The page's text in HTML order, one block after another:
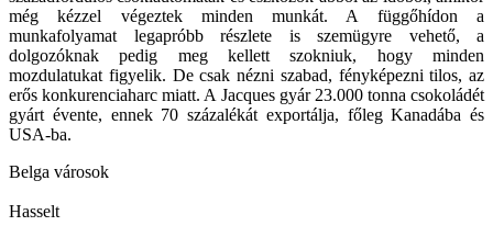
még kézzel végeztek minden munkát. A függőhídon a
munkafolyamat legapróbb részlete is szemügyre vehető, a
dolgozóknak pedig meg kellett szokniuk, hogy minden
mozdulatukat figyelik. De csak nézni szabad, fényképezni tilos, az
erős konkurenciaharc miatt. A Jacques gyár 23.000 tonna csokoládét
gyárt évente, ennek 70 százalékát exportálja, főleg Kanadába és
USA-ba.
Belga városok
Hasselt